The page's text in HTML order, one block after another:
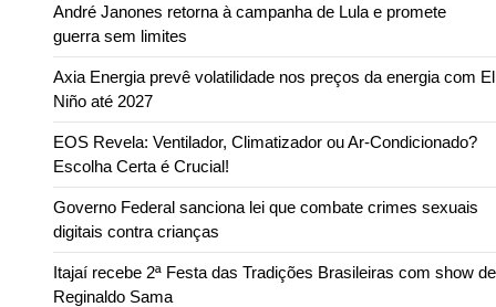
André Janones retorna à campanha de Lula e promete
guerra sem limites
Axia Energia prevê volatilidade nos preços da energia com El
Niño até 2027
EOS Revela: Ventilador, Climatizador ou Ar-Condicionado?
Escolha Certa é Crucial!
Governo Federal sanciona lei que combate crimes sexuais
digitais contra crianças
Itajaí recebe 2ª Festa das Tradições Brasileiras com show de
Reginaldo Sama